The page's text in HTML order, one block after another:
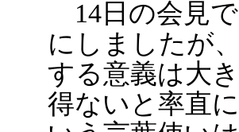
14日の会見
にしましたが
する意義は大
得ないと率直